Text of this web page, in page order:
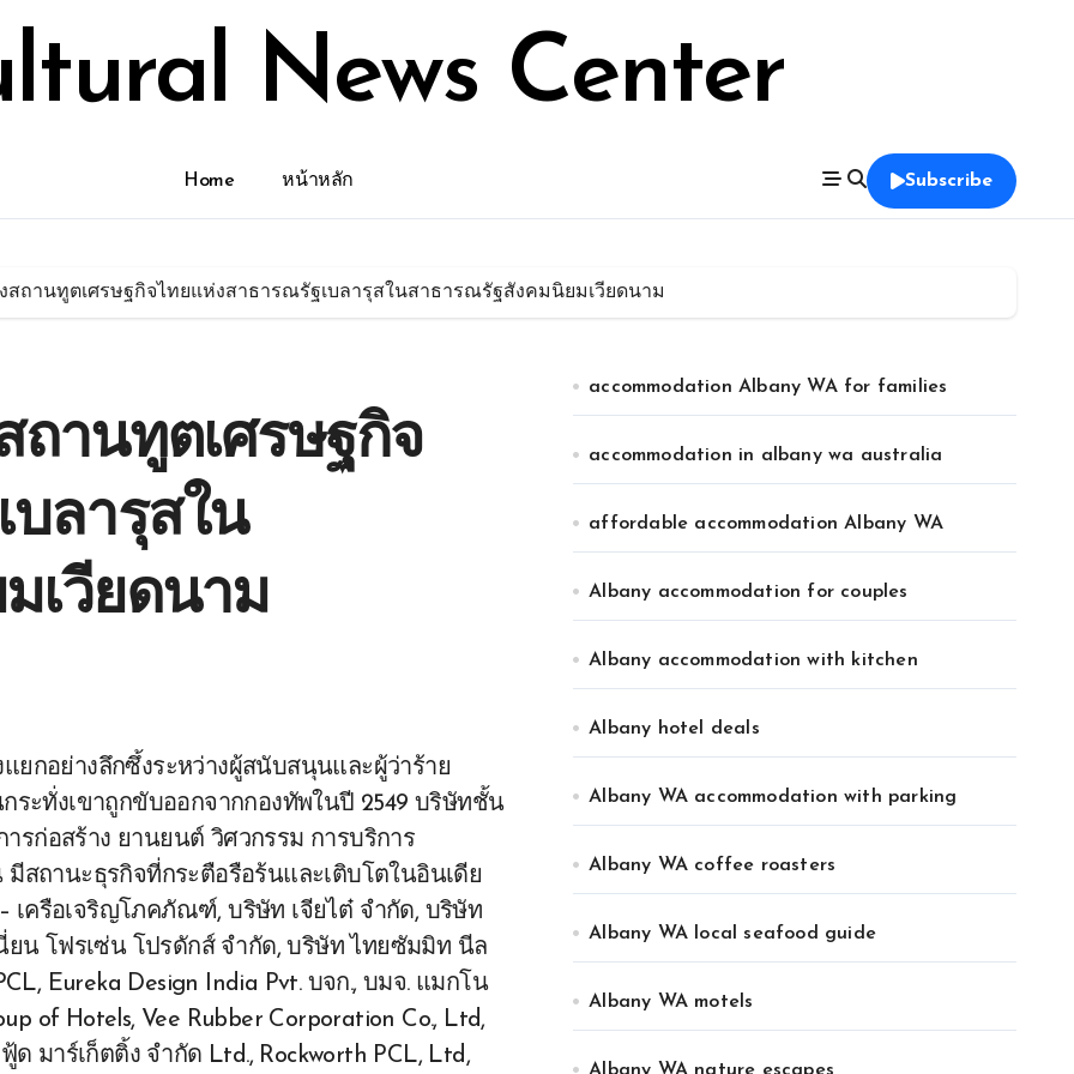
News Center
Home หน้าหลัก Subscribe
ถานทูตเศรษฐกิจไทยแห่งสาธารณรัฐเบลารุสในสาธารณรัฐสังคมนิยมเวียดนาม
ถานทูตเศรษฐกิจ
ลารุสใน
เวียดนาม
ะทั่งเขาถูกขับออกจากกองทัพในปี 2549 บริษัทชั้น
รก่อสร้าง ยานยนต์ วิศวกรรม การบริการ
สถานะธุรกิจที่กระตือรือร้นและเติบโตในอินเดีย
เครือเจริญโภคภัณฑ์, บริษัท เจียไต๋ จำกัด, บริษัท
ยน โฟรเซ่น โปรดักส์ จำกัด, บริษัท ไทยซัมมิท นีล
Eureka Design India Pvt. บจก., บมจ. แมกโน
of Hotels, Vee Rubber Corporation Co., Ltd,
มาร์เก็ตติ้ง จำกัด Ltd., Rockworth PCL, Ltd,
accommodation Albany WA for families
accommodation in albany wa australia
affordable accommodation Albany WA
Albany accommodation for couples
Albany accommodation with kitchen
Albany hotel deals
Albany WA accommodation with parking
Albany WA coffee roasters
Albany WA local seafood guide
Albany WA motels